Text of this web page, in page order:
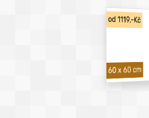
od 1119,-Kč
60 x 60 cm